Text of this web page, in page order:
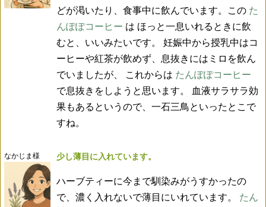
どが渇いたり、食事中に飲んでいます。この た
んぽぽコーヒー は ほっと一息いれるときに飲
むと、いいみたいです。 妊娠中から授乳中はコ
ーヒーや紅茶が飲めず、息抜きにはミロを飲ん
でいましたが、 これからは たんぽぽコーヒー
で息抜きをしようと思います。 血液サラサラ効
果もあるというので、一石三鳥といったとこで
すね。
なかじま様 少し薄目に入れています。
ハーブティーに今まで馴染みがうすかったの
で、濃く入れないで薄目にいれています。 たん